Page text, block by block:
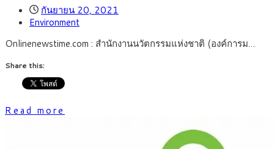
กันยายน 20, 2021
Environment
Onlinenewstime.com : สำนักงานนวัตกรรมแห่งชาติ (องค์การม…
Share this:
Read more